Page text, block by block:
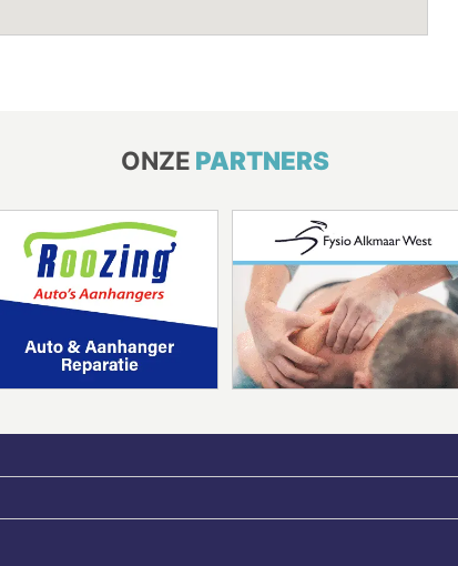
ONZE PARTNERS